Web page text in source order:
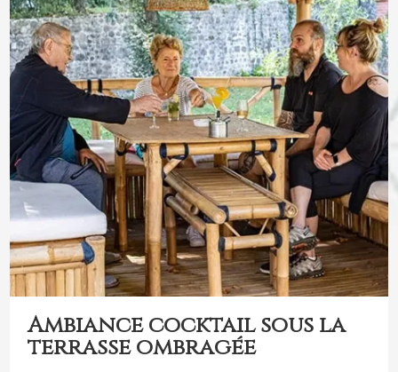
Ambiance cocktail sous la
terrasse ombragée